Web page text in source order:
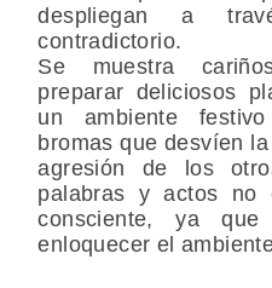
despliegan a
contradictorio.
Se muestra
preparar deliciosos
un ambiente
bromas que desvíen
agresión de los
palabras y actos no
consciente, ya
enloquecer el